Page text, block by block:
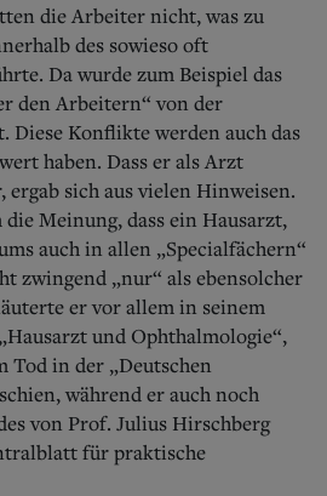
die Arbeiter nicht,was zu
des sowieso oft
Da wurde zum Beispiel das
den Arbeitern“ von der
Diese Konflikte werden auch das
haben. Dass er als Arzt
ergab sich aus vielen Hinweisen.
Meinung, dass ein Hausarzt,
auch in allen „Specialfächern“
zwingend „nur“ als ebensolcher
er vor allem in seinem
und Ophthalmologie“,
Tod in der „Deutschen
während er auch noch
von Prof. Julius Hirschberg
für praktische